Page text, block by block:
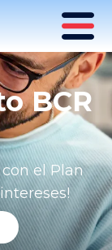
BCR
el Plan